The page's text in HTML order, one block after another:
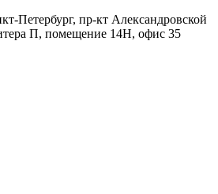
Петербург, пр-кт Александровской
П, помещение 14Н, офис 35